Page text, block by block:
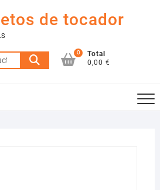
de tocador
Buscar
por:
0
Total
0,00 €